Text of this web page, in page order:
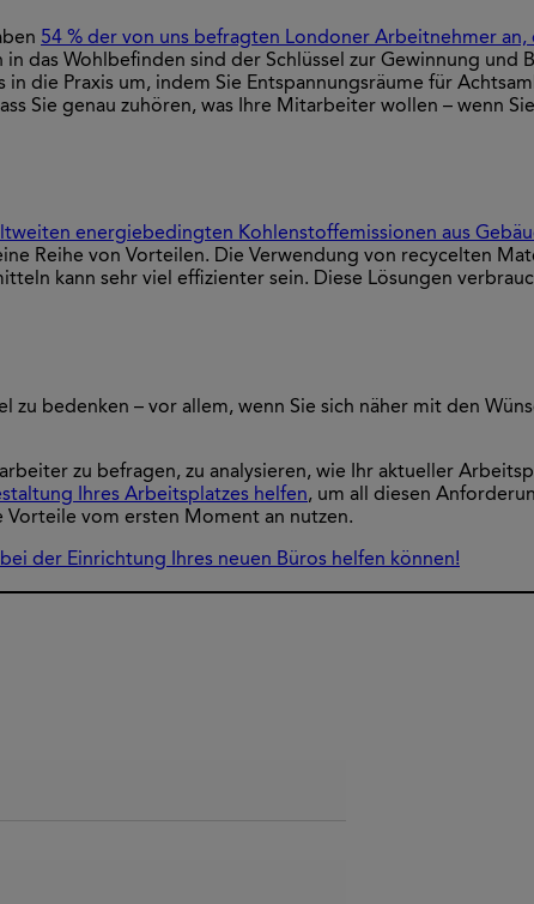
54 % der von uns befragten Londoner Arbeitnehmer an,
in das Wohlbefinden sind der Schlüssel zur Gewinnung und
die Praxis um, indem Sie Entspannungsräume für
Sie genau zuhören, was Ihre Mitarbeiter wollen – wenn
energiebedingten Kohlenstoffemissionen aus
Reihe von Vorteilen. Die Verwendung von recycelten
kann sehr viel effizienter sein. Diese Lösungen
bedenken – vor allem, wenn Sie sich näher mit den
zu befragen, zu analysieren, wie Ihr aktueller
Ihres Arbeitsplatzes helfen, um all diesen
vom ersten Moment an nutzen.
der Einrichtung Ihres neuen Büros helfen können!